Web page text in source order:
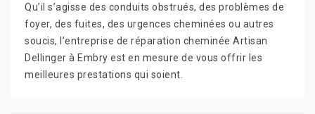
Qu’il s’agisse des conduits obstrués, des problèmes de
foyer, des fuites, des urgences cheminées ou autres
soucis, l’entreprise de réparation cheminée Artisan
Dellinger à Embry est en mesure de vous offrir les
meilleures prestations qui soient.